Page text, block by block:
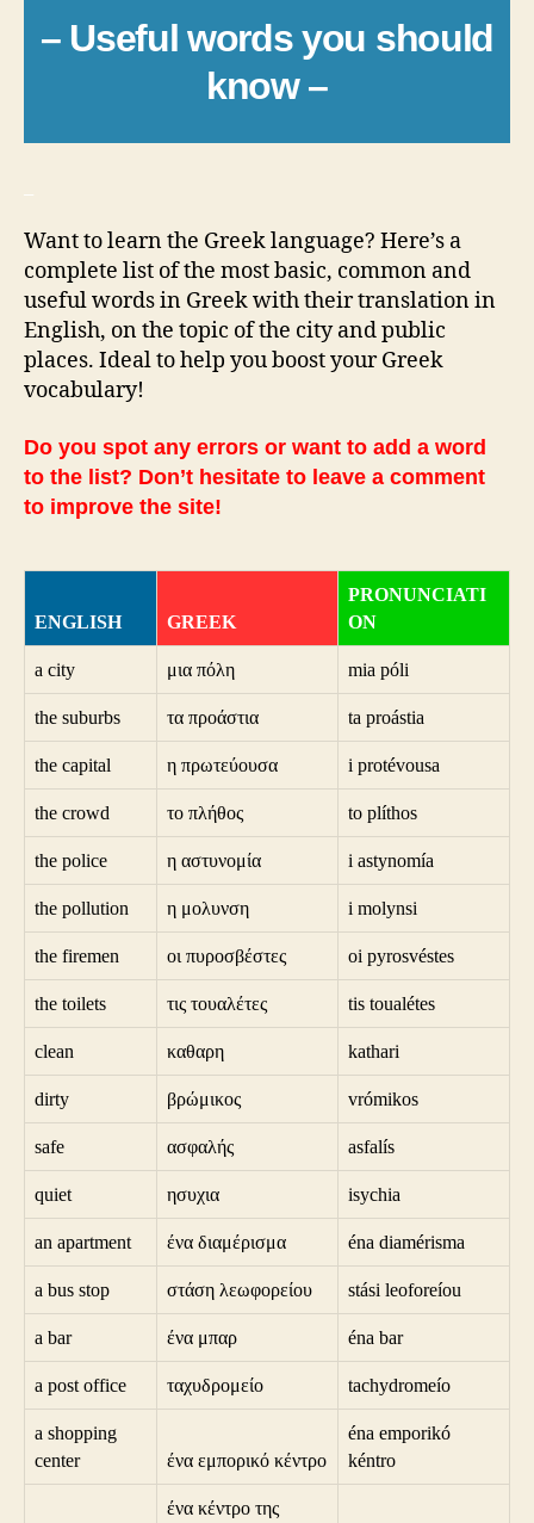
– Useful words you should
know –
Want to learn the Greek language? Here’s a
complete list of the most basic, common and
useful words in Greek with their translation in
English, on the topic of the city and public
places. Ideal to help you boost your Greek
vocabulary!
Do you spot any errors or want to add a word
to the list? Don’t hesitate to leave a comment
to improve the site!
ENGLISH GREEK
PRONUNCIATI
ON
a city μια πόλη mia póli
the suburbs τα προάστια ta proástia
the capital η πρωτεύουσα i protévousa
the crowd το πλήθος to plíthos
the police η αστυνομία i astynomía
the pollution η μολυνση i molynsi
the firemen οι πυροσβέστες oi pyrosvéstes
the toilets τις τουαλέτες tis toualétes
clean καθαρη kathari
dirty βρώμικος vrómikos
safe ασφαλής asfalís
quiet ησυχια isychia
an apartment ένα διαμέρισμα éna diamérisma
a bus stop στάση λεωφορείου stási leoforeíou
a bar ένα μπαρ éna bar
a post office ταχυδρομείο tachydromeío
a shopping
center
ένα εμπορικό κέντρο
éna emporikó
kéntro
ένα κέντρο της